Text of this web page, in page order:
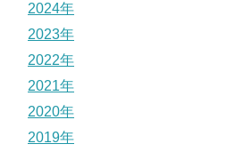
2024年
2023年
2022年
2021年
2020年
2019年